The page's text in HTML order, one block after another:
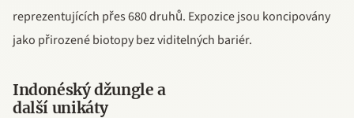
reprezentujících přes 680 druhů. Expozice jsou koncipovány
jako přirozené biotopy bez viditelných bariér.
Indonéský džungle a
další unikáty